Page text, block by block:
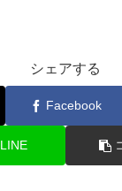
シェアする
Facebook
LINE